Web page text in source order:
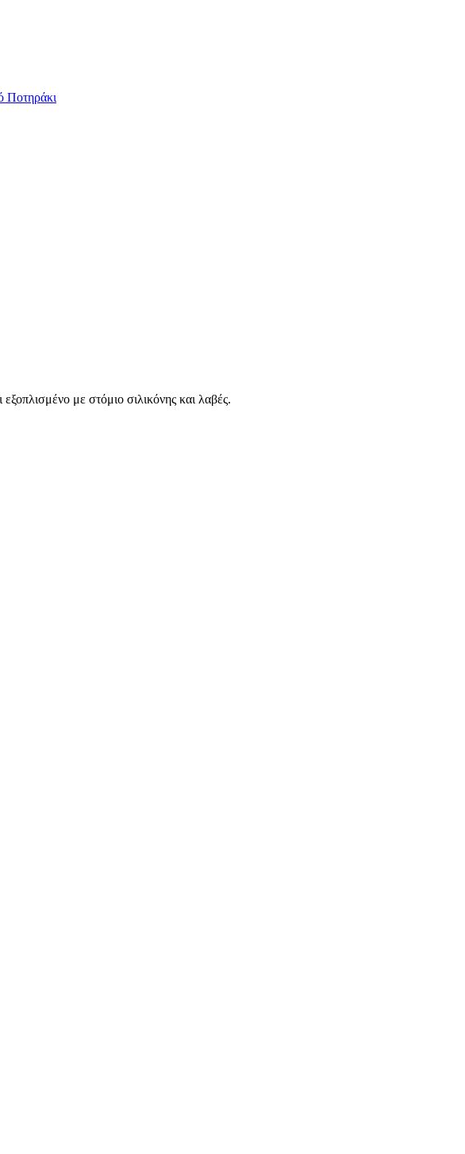
Ποτηράκι
με στόμιο σιλικόνης και λαβές.